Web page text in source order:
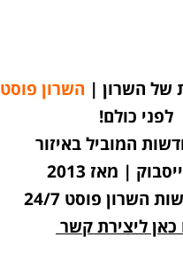
של השרון | השרון פוסט
לפני כולם!
המוביל באיזור
| מאז 2013
השרון פוסט 24/7
כאן ליצירת קשר